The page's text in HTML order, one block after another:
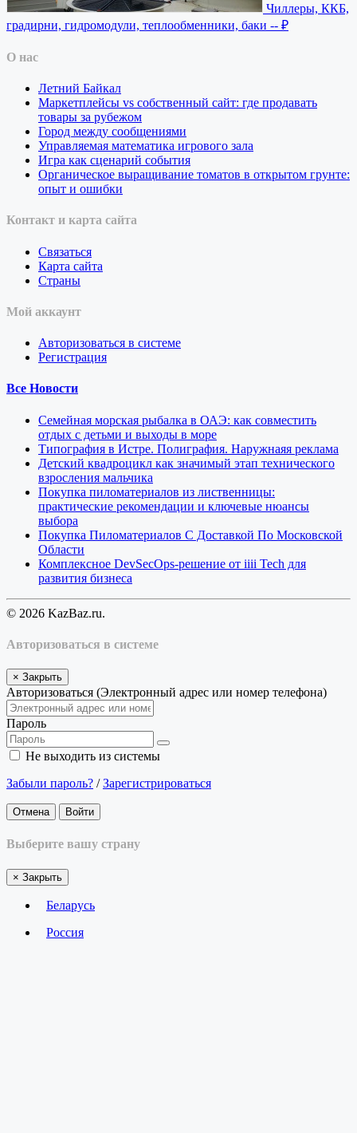
Чиллеры, ККБ,
градирни, гидромодули, теплообменники, баки -- ₽
О нас
Летний Байкал
Маркетплейсы vs собственный сайт: где продавать
товары за рубежом
Город между сообщениями
Управляемая математика игрового зала
Игра как сценарий события
Органическое выращивание томатов в открытом грунте:
опыт и ошибки
Контакт и карта сайта
Связаться
Карта сайта
Страны
Мой аккаунт
Авторизоваться в системе
Регистрация
Все Новости
Семейная морская рыбалка в ОАЭ: как совместить
отдых с детьми и выходы в море
Типография в Истре. Полиграфия. Наружнаяя реклама
Детский квадроцикл как значимый этап технического
взросления мальчика
Покупка пиломатериалов из лиственницы:
практические рекомендации и ключевые нюансы
выбора
Покупка Пиломатериалов С Доставкой По Московской
Области
Комплексное DevSecOps-решение от iiii Tech для
развития бизнеса
© 2026 KazBaz.ru.
Авторизоваться в системе
× Закрыть
Авторизоваться (Электронный адрес или номер телефона)
Пароль
Не выходить из системы
Забыли пароль? /Зарегистрироваться
Отмена Войти
Выберите вашу страну
× Закрыть
Беларусь
Россия